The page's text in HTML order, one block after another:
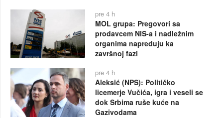
pre 4 h
MOL grupa: Pregovori sa
prodavcem NIS-a i nadležnim
organima napreduju ka
završnoj fazi
pre 4 h
Aleksić (NPS): Političko
licemerje Vučića, igra i veseli se
dok Srbima ruše kuće na
Gazivodama